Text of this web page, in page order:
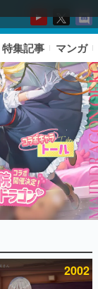
特集記事 マンガ
2002